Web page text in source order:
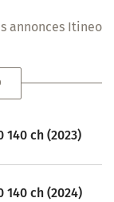
annonces Itineo
140 ch (2023)
140 ch (2024)